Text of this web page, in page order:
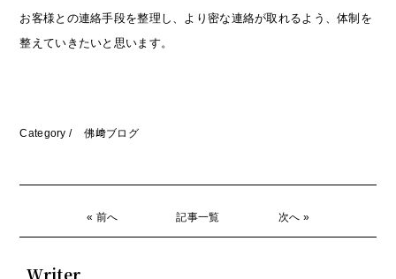
お客様との連絡手段を整理し、より密な連絡が取れるよう、体制を
整えていきたいと思います。
Category / 佛﨑ブログ
« 前へ 記事一覧 次へ »
Writer